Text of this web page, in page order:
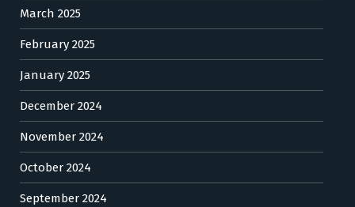
March 2025
February 2025
January 2025
December 2024
November 2024
October 2024
September 2024